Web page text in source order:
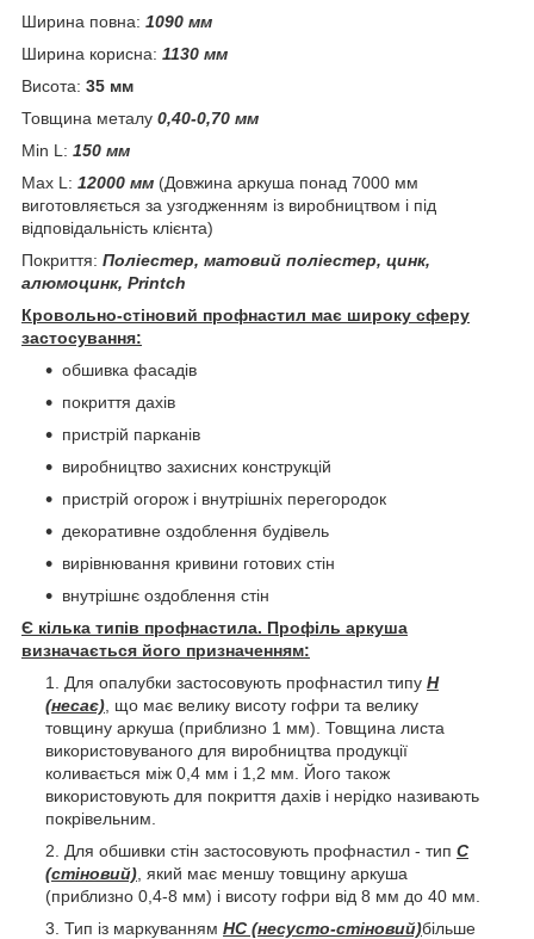
Ширина повна: 1090 мм
Ширина корисна: 1130 мм
Висота: 35 мм
Товщина металу 0,40-0,70 мм
Min L: 150 мм
Max L: 12000 мм (Довжина аркуша понад 7000 мм
виготовляється за узгодженням із виробництвом і під
відповідальність клієнта)
Покриття: Поліестер, матовий поліестер, цинк,
алюмоцинк, Printch
Кровольно-стіновий профнастил має широку сферу
застосування:
обшивка фасадів
покриття дахів
пристрій парканів
виробництво захисних конструкцій
пристрій огорож і внутрішніх перегородок
декоративне оздоблення будівель
вирівнювання кривини готових стін
внутрішнє оздоблення стін
Є кілька типів профнастила. Профіль аркуша
визначається його призначенням:
Для опалубки застосовують профнастил типу Н
(несає) , що має велику висоту гофри та велику
товщину аркуша (приблизно 1 мм). Товщина листа
використовуваного для виробництва продукції
коливається між 0,4 мм і 1,2 мм. Його також
використовують для покриття дахів і нерідко називають
покрівельним.
Для обшивки стін застосовують профнастил - тип С
(стіновий) , який має меншу товщину аркуша
(приблизно 0,4-8 мм) і висоту гофри від 8 мм до 40 мм.
Тип із маркуванням НС (несусто-стіновий)більше